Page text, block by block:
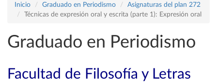
Inicio Graduado en Periodismo
Asignaturas del plan 272
Técnicas de expresión oral y escrita (parte 1): Expresión oral
Graduado en Periodismo
Facultad de Filosofía y Letras